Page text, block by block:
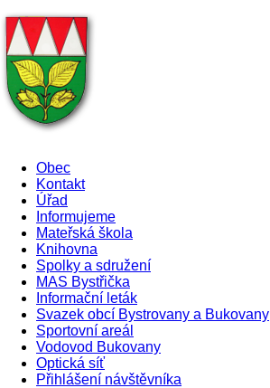
Obec
Kontakt
Úřad
Informujeme
Mateřská škola
Knihovna
Spolky a sdružení
MAS Bystřička
Informační leták
Svazek obcí Bystrovany a Bukovany
Sportovní areál
Vodovod Bukovany
Optická síť
Přihlášení návštěvníka